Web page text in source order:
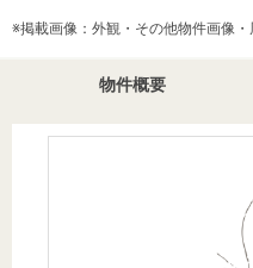
投
用
売却
時手
金額
周
沿革
本
（電子ブ
物件概要
※掲載画像：外観・その他物件画像